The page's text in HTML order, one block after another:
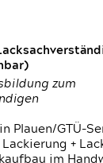
zum
Plauen/GTÜ-
+
im